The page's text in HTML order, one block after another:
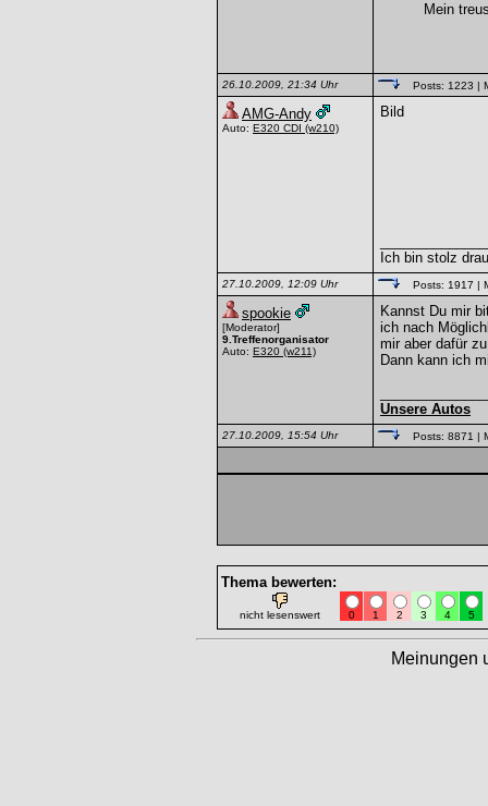
Mein
26.10.2009, 21:34 Uhr Posts: 1223 |
AMG-Andy
Auto: E320 CDI (w210)
Bild
Ich bin stolz
27.10.2009, 12:09 Uhr Posts: 1917 |
spookie
[Moderator]
9.Treffenorganisator
Auto: E320 (w211)
Kannst Du mir
ich nach
mir aber dafür
Dann kann ich
Unsere Autos
27.10.2009, 15:54 Uhr Posts: 8871 |
Thema bewerten:
nicht lesenswert 0 1 2 3 4 5
Meinungen